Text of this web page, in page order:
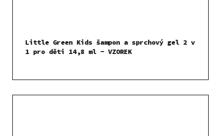
Little Green Kids šampon a sprchový gel 2 v
1 pro děti 14,8 ml - VZOREK